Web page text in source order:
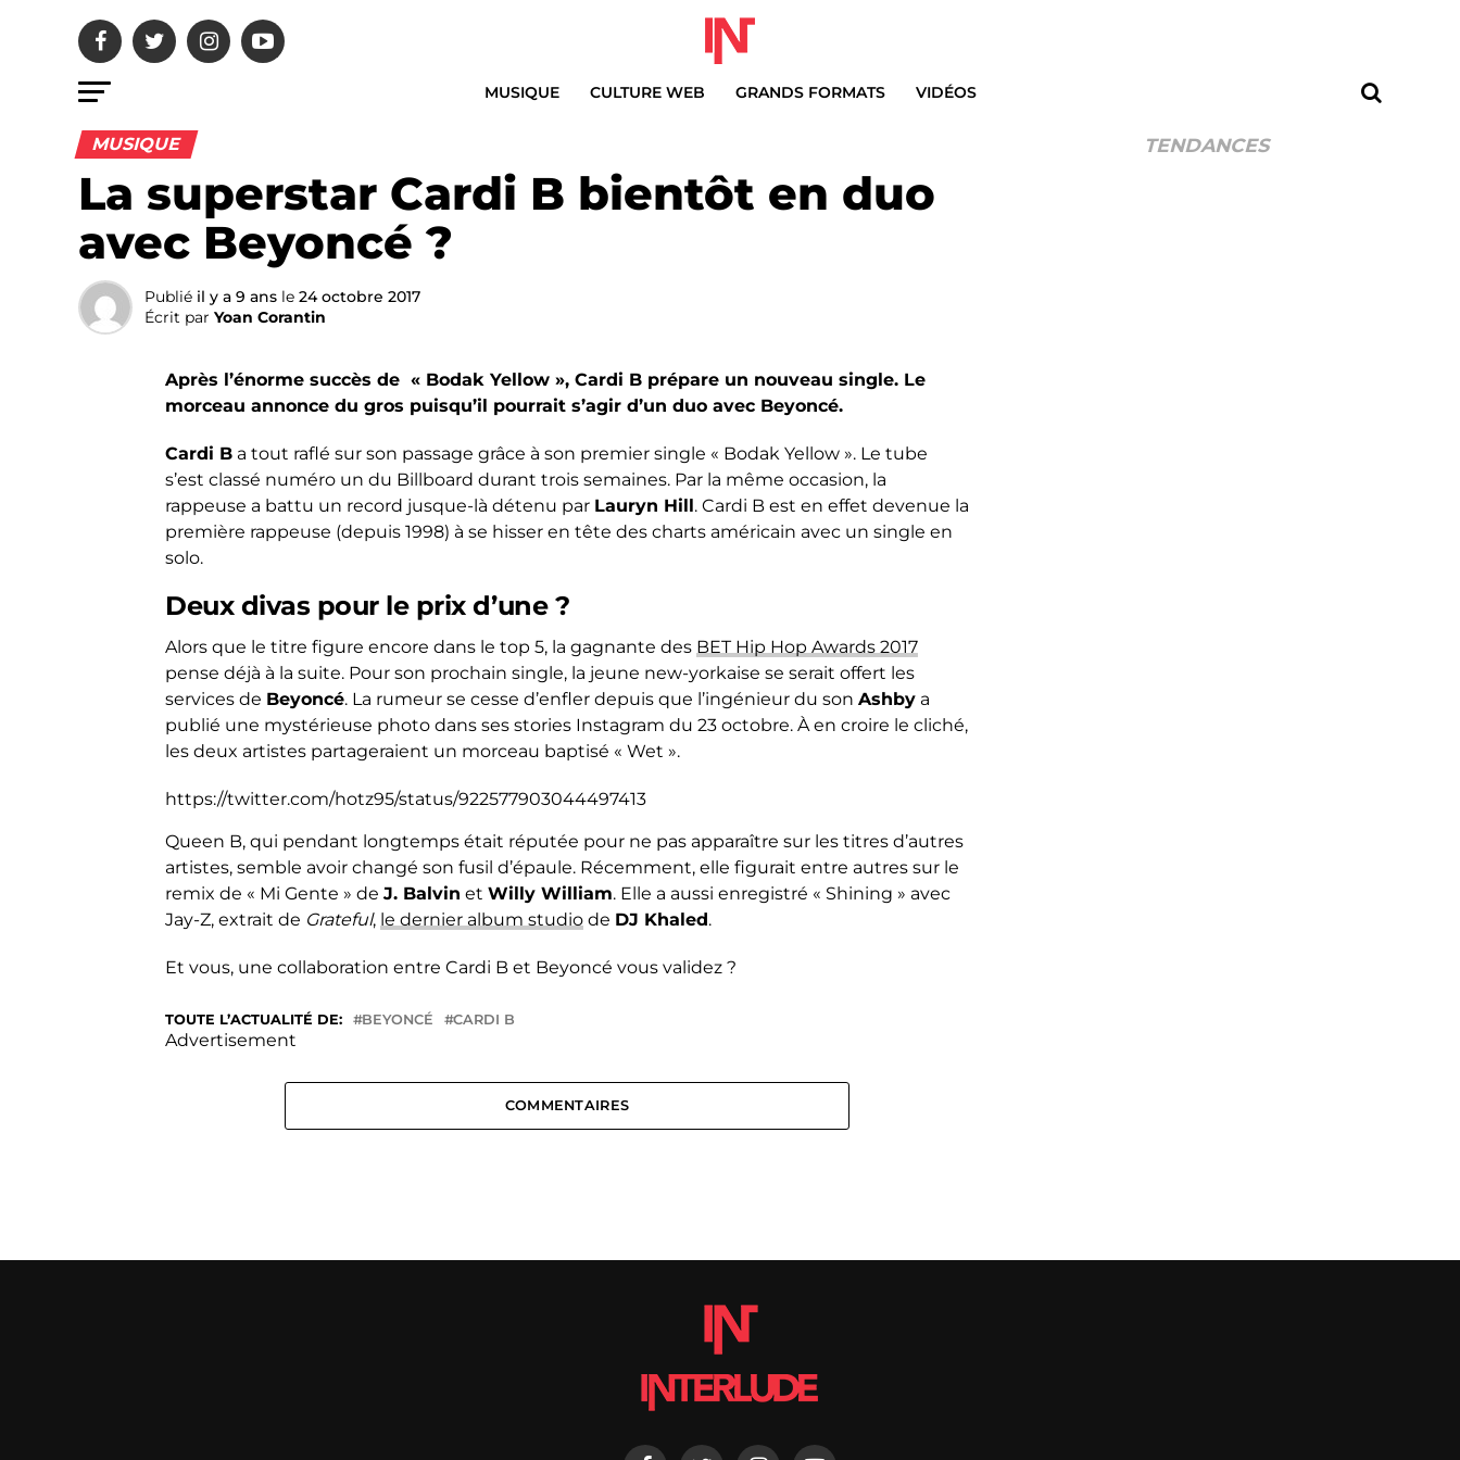
MUSIQUE CULTURE WEB GRANDS FORMATS VIDÉOS
MUSIQUE
La superstar Cardi B bientôt en duo
avec Beyoncé ?
Publié il y a 9 ans le 24 octobre 2017
Écrit par Yoan Corantin
Après l’énorme succès de « Bodak Yellow », Cardi B prépare un nouveau single. Le
morceau annonce du gros puisqu’il pourrait s’agir d’un duo avec Beyoncé.
Cardi B a tout raflé sur son passage grâce à son premier single « Bodak Yellow ». Le tube
s’est classé numéro un du Billboard durant trois semaines. Par la même occasion, la
rappeuse a battu un record jusque-là détenu par Lauryn Hill. Cardi B est en effet devenue la
première rappeuse (depuis 1998) à se hisser en tête des charts américain avec un single en
solo.
Deux divas pour le prix d’une ?
Alors que le titre figure encore dans le top 5, la gagnante des BET Hip Hop Awards 2017
pense déjà à la suite. Pour son prochain single, la jeune new-yorkaise se serait offert les
services de Beyoncé. La rumeur se cesse d’enfler depuis que l’ingénieur du son Ashby a
publié une mystérieuse photo dans ses stories Instagram du 23 octobre. À en croire le cliché,
les deux artistes partageraient un morceau baptisé « Wet ».
https://twitter.com/hotz95/status/922577903044497413
Queen B, qui pendant longtemps était réputée pour ne pas apparaître sur les titres d’autres
artistes, semble avoir changé son fusil d’épaule. Récemment, elle figurait entre autres sur le
remix de « Mi Gente » de J. Balvin et Willy William. Elle a aussi enregistré « Shining » avec
Jay-Z, extrait de Grateful, le dernier album studio de DJ Khaled.
Et vous, une collaboration entre Cardi B et Beyoncé vous validez ?
TOUTE L’ACTUALITÉ DE: BEYONCÉ CARDI B
Advertisement
COMMENTAIRES
TENDANCES